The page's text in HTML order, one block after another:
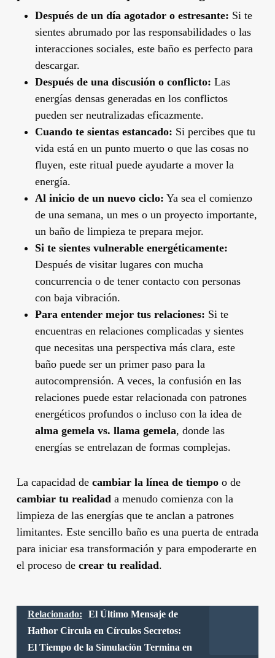
Después de un día agotador o estresante: Si te
sientes abrumado por las responsabilidades o las
interacciones sociales, este baño es perfecto para
descargar.
Después de una discusión o conflicto: Las
energías densas generadas en los conflictos
pueden ser neutralizadas eficazmente.
Cuando te sientas estancado: Si percibes que tu
vida está en un punto muerto o que las cosas no
fluyen, este ritual puede ayudarte a mover la
energía.
Al inicio de un nuevo ciclo: Ya sea el comienzo
de una semana, un mes o un proyecto importante,
un baño de limpieza te prepara mejor.
Si te sientes vulnerable energéticamente:
Después de visitar lugares con mucha
concurrencia o de tener contacto con personas
con baja vibración.
Para entender mejor tus relaciones: Si te
encuentras en relaciones complicadas y sientes
que necesitas una perspectiva más clara, este
baño puede ser un primer paso para la
autocomprensión. A veces, la confusión en las
relaciones puede estar relacionada con patrones
energéticos profundos o incluso con la idea de
alma gemela vs. llama gemela, donde las
energías se entrelazan de formas complejas.
La capacidad de cambiar la línea de tiempoo de
cambiar tu realidada menudo comienza con la
limpieza de las energías que te anclan a patrones
limitantes. Este sencillo baño es una puerta de entrada
para iniciar esa transformación y para empoderarte en
el proceso de crear tu realidad.
Relacionado:
El Último Mensaje de
Hathor Circula en Círculos Secretos:
El Tiempo de la Simulación Termina en